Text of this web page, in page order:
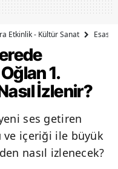
Etkinlik - Kültür Sanat Esas
1.
İzlenir?
ses getiren
ve içeriği ile büyük
nasıl izlenecek?